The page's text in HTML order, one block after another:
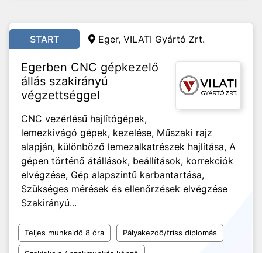
START Eger, VILATI Gyártó Zrt.
Egerben CNC gépkezelő
állás szakirányú
végzettséggel
CNC vezérlésű hajlítógépek,
lemezkivágó gépek, kezelése, Műszaki rajz
alapján, különböző lemezalkatrészek hajlítása, A
gépen történő átállások, beállítások, korrekciók
elvégzése, Gép alapszintű karbantartása,
Szükséges mérések és ellenőrzések elvégzése
Szakirányú...
Teljes munkaidő 8 óra Pályakezdő/friss diplomás